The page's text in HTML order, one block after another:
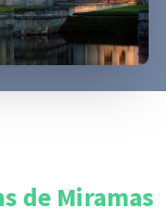
de Miramas